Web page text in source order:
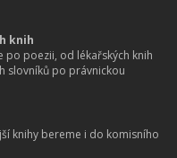
knih
poezii, od lékařských knih
slovníků po právnickou
knihy bereme i do komisního